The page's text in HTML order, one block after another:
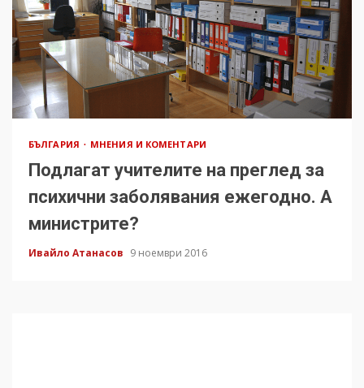
БЪЛГАРИЯ МНЕНИЯ И КОМЕНТАРИ
Подлагат учителите на преглед за
психични заболявания ежегодно. А
министрите?
Ивайло Атанасов 9 ноември 2016